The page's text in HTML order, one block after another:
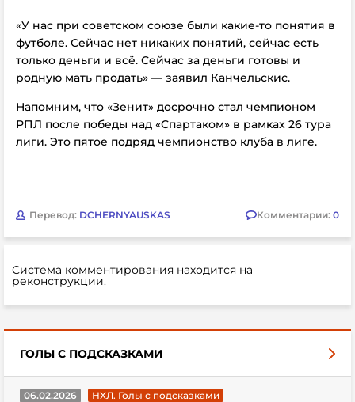
«У нас при советском союзе были какие-то понятия в
футболе. Сейчас нет никаких понятий, сейчас есть
только деньги и всё. Сейчас за деньги готовы и
родную мать продать» — заявил Канчельскис.
Напомним, что «Зенит» досрочно стал чемпионом
РПЛ после победы над «Спартаком» в рамках 26 тура
лиги. Это пятое подряд чемпионство клуба в лиге.
Перевод: DCHERNYAUSKAS Комментарии: 0
Система комментирования находится на
реконструкции.
ГОЛЫ С ПОДСКАЗКАМИ
06.02.2026
НХЛ. Голы с подсказками